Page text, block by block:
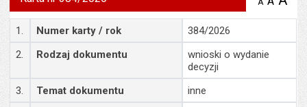
A zmniejsz
stronie
Szczegóły
1. Numer karty / rok
384/2026
2.
Rodzaj dokumentu
wnioski o wydanie
decyzji
3.
Temat dokumentu
inne